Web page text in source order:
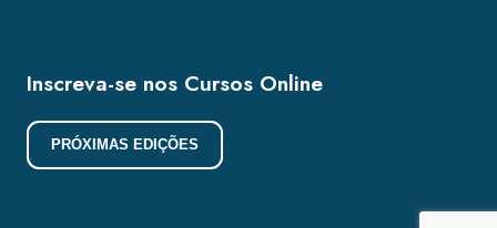
Inscreva-se nos Cursos Online
PRÓXIMAS EDIÇÕES